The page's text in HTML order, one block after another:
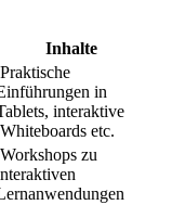
Inhalte
Praktische
in
interaktive
Whiteboards etc.
Workshops zu